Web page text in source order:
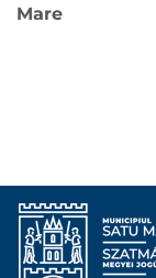
Mare